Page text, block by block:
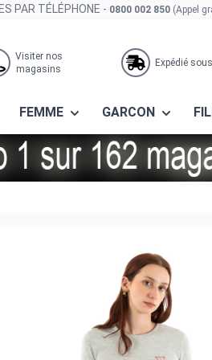
PAR TÉLÉPHONE - 0800 002 850 (Appel
Visiter nos
magasins
Expédié
FEMME GARCON